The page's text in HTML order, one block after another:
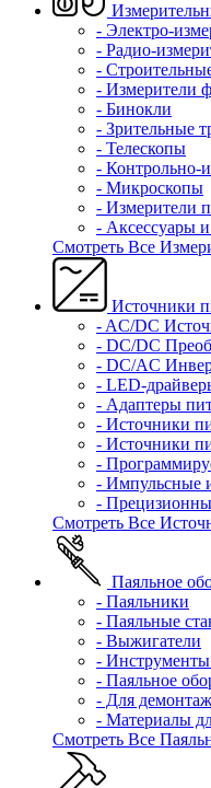
- Электро-
- Радио-
-
- Измерители
- Бинокли
- Зрительные
- Телескопы
- Контрольно-
- Микроскопы
- Измерители
- Аксессуары
Смотреть Все
Источники
- AC/DC
- DC/DC
- DC/AC
- LED-
- Адаптеры
- Источники
- Источники
-
- Импульсные
-
Смотреть Все
Паяльное
- Паяльники
- Паяльные
- Выжигатели
- Инструменты
- Паяльное
- Для
- Материалы
Смотреть Все